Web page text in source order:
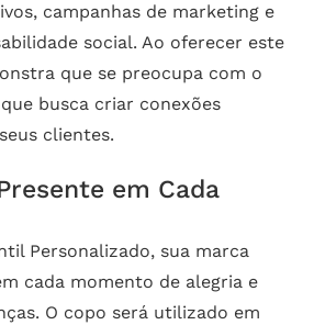
campanhas de marketing e
social. Ao oferecer este
que se preocupa com o
busca criar conexões
clientes.
em Cada
Personalizado, sua marca
cada momento de alegria e
O copo será utilizado em